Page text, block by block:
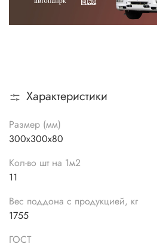
Характеристики
Размер (мм)
300х300х80
Кол-во шт на 1м2
11
Вес поддона с продукцией, кг
1755
ГОСТ